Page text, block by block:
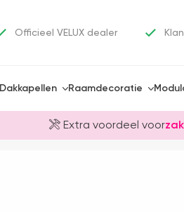
Officieel VELUX dealer
Dakkapellen Raamdecoratie
Extra voordeel voor